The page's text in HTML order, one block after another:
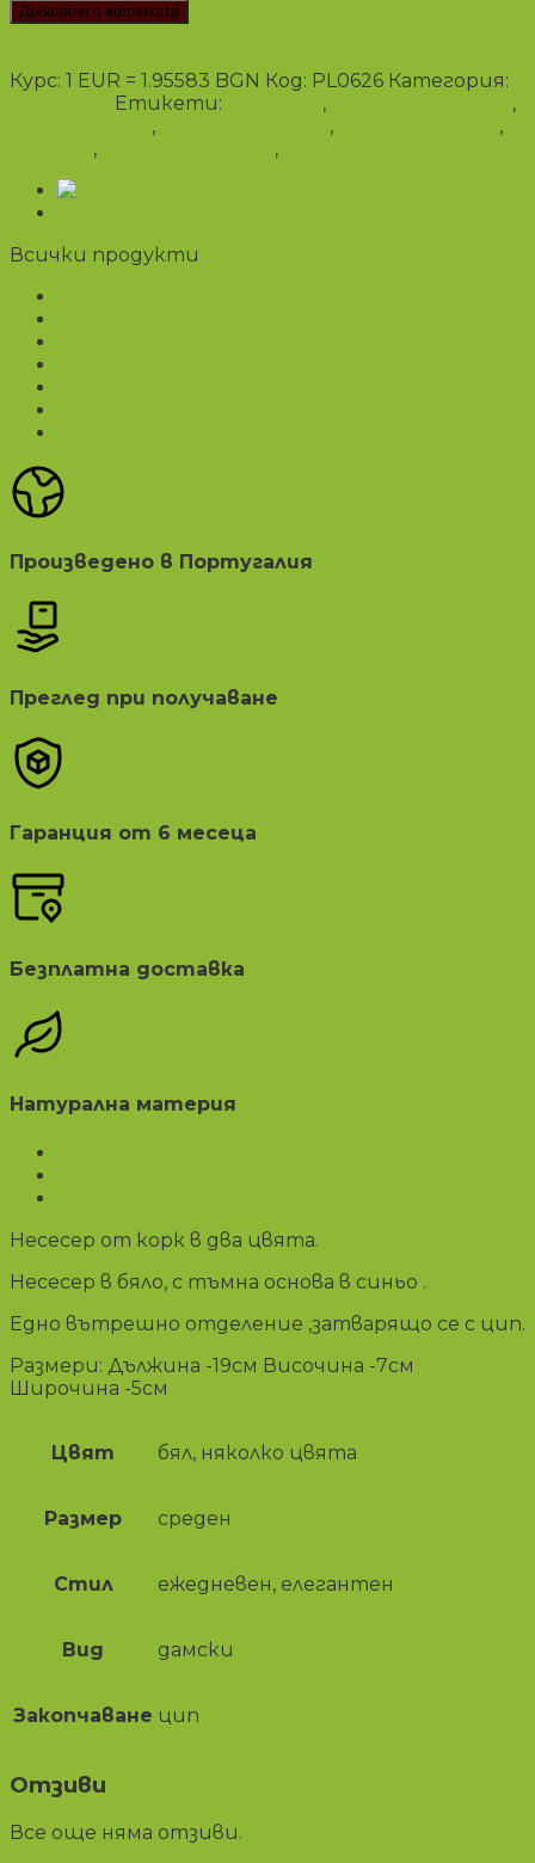
Добавяне в количката
Курс: 1 EUR = 1.95583 BGN Код: PL0626 Категория:
Етикети: ,
,
, ,
,
, ,
Всички продукти
Произведено в Португалия
Преглед при получаване
Гаранция от 6 месеца
Безплатна доставка
Натурална материя
Несесер от корк в два цвята.
Несесер в бяло, с тъмна основа в синьо .
Едно вътрешно отделение ,затварящо се с цип.
Размери: Дължина -19см Височина -7см
Широчина -5см
Цвят бял, няколко цвята
Размер среден
Стил ежедневен, елегантен
Вид дамски
Закопчаване цип
Отзиви
Все още няма отзиви.